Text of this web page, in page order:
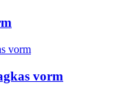
vorm